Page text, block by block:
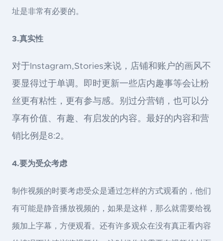
址是非常有必要的。
3.真实性
对于Instagram,Stories来说，店铺和账户的画风不
要显得过于单调。即时更新一些店内趣事等会让粉
丝更有粘性，更有参与感。别过分营销，也可以分
享有价值、有趣、有启发的内容。最好的内容和营
销比例是8:2。
4.要为受众考虑
制作视频的时要考虑受众是通过怎样的方式观看的，他们
有可能是静音播放视频的，如果是这样，那么就需要给视
频加上字幕，方便观看。还有许多观众在没有真正看内容